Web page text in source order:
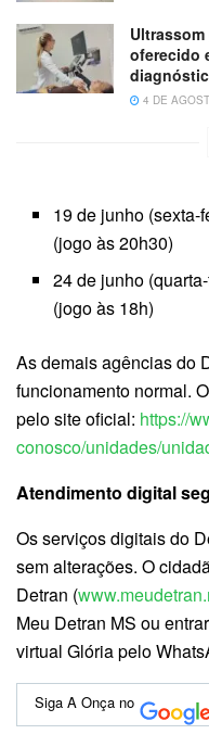
oferecido
4 DE
19 de junho (sexta-
(jogo às 20h30)
24 de junho
(jogo às 18h)
As demais agências do
funcionamento normal.
pelo site oficial: https://
conosco/unidades/
Atendimento digital
Os serviços digitais do
sem alterações. O
Detran (
Meu Detran MS ou
virtual Glória pelo
Siga A Onça no